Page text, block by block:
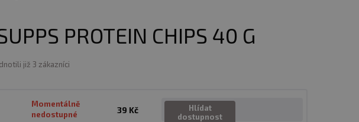
PROTEIN CHIPS 40 G
již 3 zákazníci
Momentálně
nedostupné
39 Kč
Hlídat
dostupnost